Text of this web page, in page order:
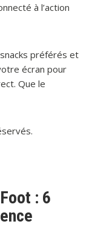
à l’action
préférés et
écran pour
Que le
: 6